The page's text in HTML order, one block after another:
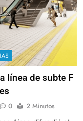
línea de subte F
0
2 Minutos